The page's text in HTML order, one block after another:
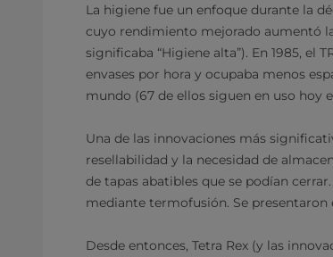
La higiene fue un enfoque durante la
cuyo rendimiento mejorado aumentó
significaba “Higiene alta”). En 1985, el
envases por hora y ocupaba menos
mundo (67 de ellos siguen en uso hoy
Una de las innovaciones más
resellabilidad y la necesidad de
de tapas abatibles que se podían
mediante termofusión. Se presentaron
Desde entonces, Tetra Rex (y las